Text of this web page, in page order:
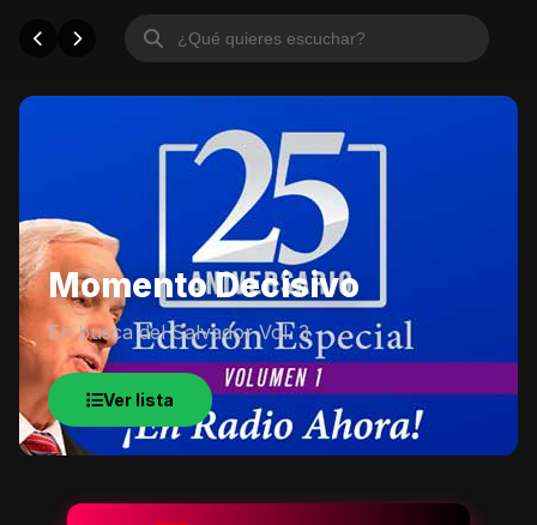
Momento Decisivo
En busca del Salvador Vol. 3
Ver lista